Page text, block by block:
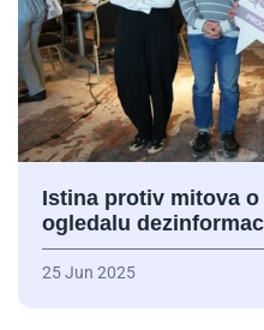
Istina protiv mitova o
ogledalu
25 Jun 2025